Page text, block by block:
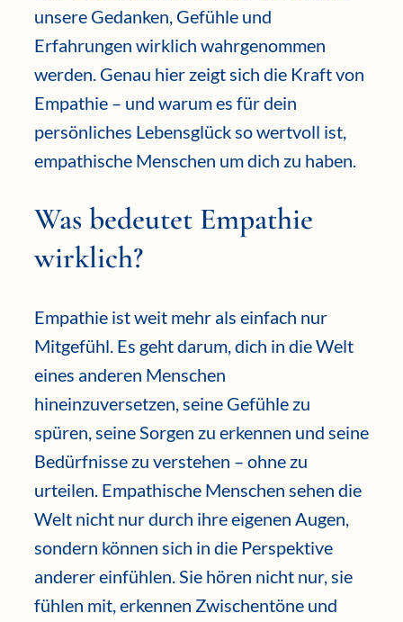
unsere Gedanken, Gefühle und
Erfahrungen wirklich wahrgenommen
werden. Genau hier zeigt sich die Kraft von
Empathie – und warum es für dein
persönliches Lebensglück so wertvoll ist,
empathische Menschen um dich zu haben.
Was bedeutet Empathie
wirklich?
Empathie ist weit mehr als einfach nur
Mitgefühl. Es geht darum, dich in die Welt
eines anderen Menschen
hineinzuversetzen, seine Gefühle zu
spüren, seine Sorgen zu erkennen und seine
Bedürfnisse zu verstehen – ohne zu
urteilen. Empathische Menschen sehen die
Welt nicht nur durch ihre eigenen Augen,
sondern können sich in die Perspektive
anderer einfühlen. Sie hören nicht nur, sie
fühlen mit, erkennen Zwischentöne und